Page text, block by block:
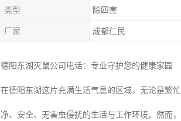
类型 除四害
厂家 成都仁民
德阳东湖灭鼠公司电话：专业守护您的健康家园
在德阳东湖这片充满生活气息的区域，无论是繁
净、安全、无害虫侵扰的生活与工作环境。然而